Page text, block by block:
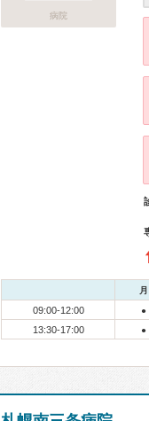
病院
月
09:00-12:00 ●
13:30-17:00 ●